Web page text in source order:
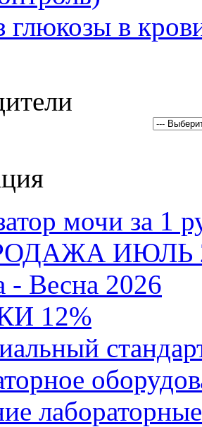
глюкозы в
мочи за 1
ИЮЛЬ
- Весна 2026
12%